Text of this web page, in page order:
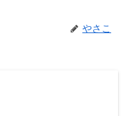
やさこ